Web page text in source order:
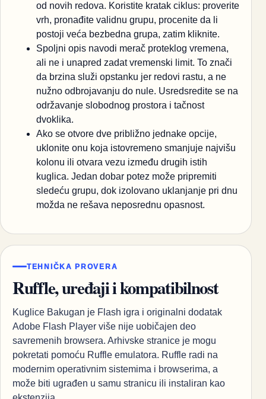
od novih redova. Koristite kratak ciklus: proverite
vrh, pronađite validnu grupu, procenite da li
postoji veća bezbedna grupa, zatim kliknite.
Spoljni opis navodi merač proteklog vremena,
ali ne i unapred zadat vremenski limit. To znači
da brzina služi opstanku jer redovi rastu, a ne
nužno odbrojavanju do nule. Usredsredite se na
održavanje slobodnog prostora i tačnost
dvoklika.
Ako se otvore dve približno jednake opcije,
uklonite onu koja istovremeno smanjuje najvišu
kolonu ili otvara vezu između drugih istih
kuglica. Jedan dobar potez može pripremiti
sledeću grupu, dok izolovano uklanjanje pri dnu
možda ne rešava neposrednu opasnost.
TEHNIČKA PROVERA
Ruffle, uređaji i kompatibilnost
Kuglice Bakugan je Flash igra i originalni dodatak
Adobe Flash Player više nije uobičajen deo
savremenih browsera. Arhivske stranice je mogu
pokretati pomoću Ruffle emulatora. Ruffle radi na
modernim operativnim sistemima i browserima, a
može biti ugrađen u samu stranicu ili instaliran kao